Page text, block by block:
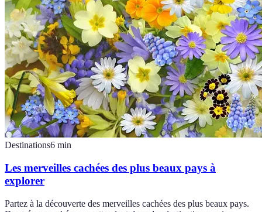
Destinations6 min
Les merveilles cachées des plus beaux pays à
explorer
Partez à la découverte des merveilles cachées des plus beaux pays.